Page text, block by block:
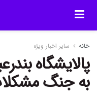
خانه سایر اخبار ویژه
پالایشگاه
به جنگ